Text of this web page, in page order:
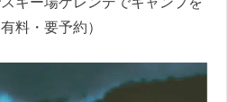
料・要予約）